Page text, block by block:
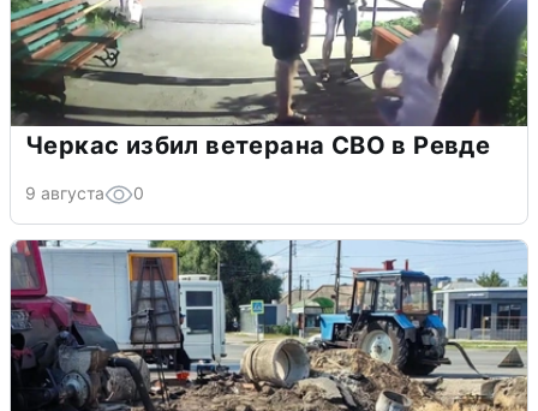
Черкас избил ветерана СВО в Ревде
9 августа 0